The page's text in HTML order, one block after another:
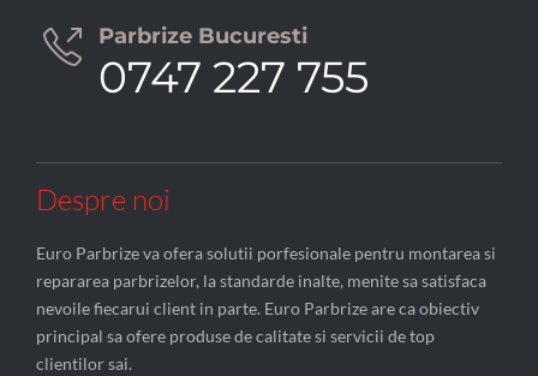
 Parbrize Bucuresti
0747 227 755
Despre noi
Euro Parbrize va ofera solutii porfesionale pentru montarea si
repararea parbrizelor, la standarde inalte, menite sa satisfaca
nevoile fiecarui client in parte. Euro Parbrize are ca obiectiv
principal sa ofere produse de calitate si servicii de top
clientilor sai.